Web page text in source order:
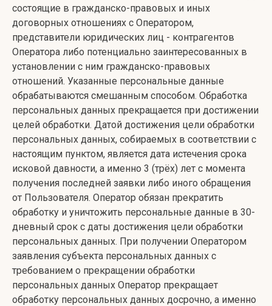
состоящие в гражданско-правовых и иных
договорных отношениях с Оператором,
представители юридических лиц - контрагентов
Оператора либо потенциально заинтересованных в
установлении с ним гражданско-правовых
отношений. Указанные персональные данные
обрабатываются смешанным способом. Обработка
персональных данных прекращается при достижении
целей обработки. Датой достижения цели обработки
персональных данных, собираемых в соответствии с
настоящим пунктом, является дата истечения срока
исковой давности, а именно 3 (трёх) лет с момента
получения последней заявки либо иного обращения
от Пользователя. Оператор обязан прекратить
обработку и уничтожить персональные данные в 30-
дневный срок с даты достижения цели обработки
персональных данных. При получении Оператором
заявления субъекта персональных данных с
требованием о прекращении обработки
персональных данных Оператор прекращает
обработку персональных данных досрочно, а именно